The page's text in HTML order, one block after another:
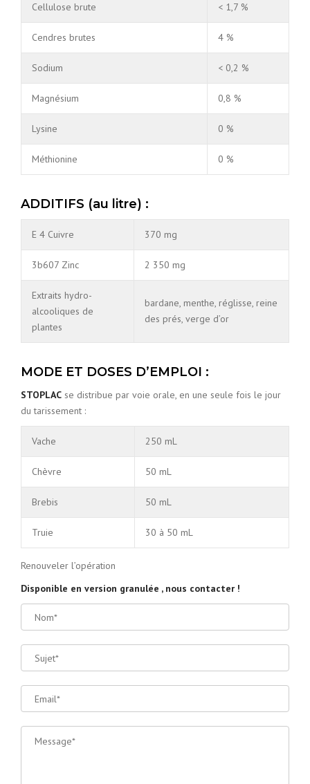
Cellulose brute < 1,7 %
Cendres brutes 4 %
Sodium < 0,2 %
Magnésium 0,8 %
Lysine 0 %
Méthionine 0 %
ADDITIFS (au litre) :
E 4 Cuivre 370 mg
3b607 Zinc 2 350 mg
Extraits hydro-
alcooliques de
plantes
bardane, menthe, réglisse, reine
des prés, verge d’or
MODE ET DOSES D’EMPLOI :
STOPLAC se distribue par voie orale, en une seule fois le jour
du tarissement :
Vache 250 mL
Chèvre 50 mL
Brebis 50 mL
Truie 30 à 50 mL
Renouveler l’opération
Disponible en version granulée , nous contacter !